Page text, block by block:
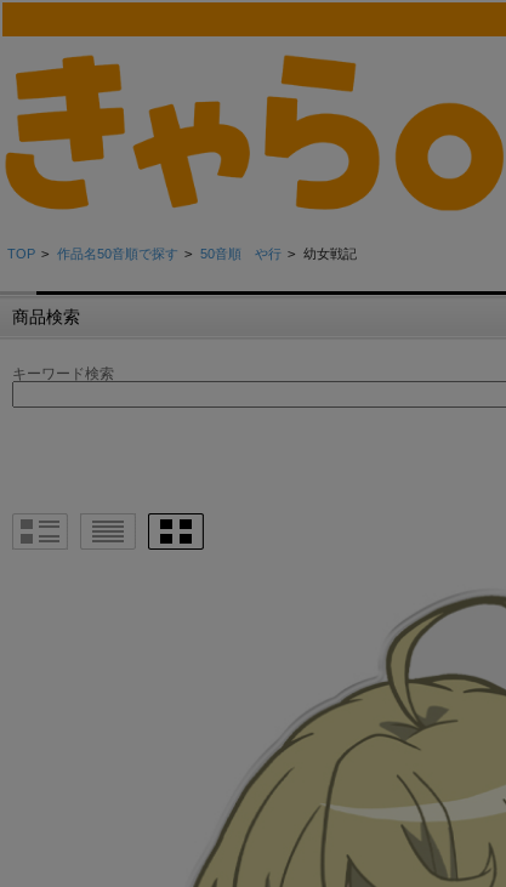
TOP > 作品名50音順で探す > 50音順 や行 > 幼女戦記
商品検索
キーワード検索